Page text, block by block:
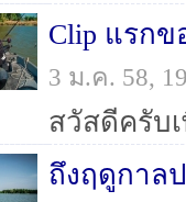
Clip แรก
3 ม.ค. 58,
ถึงฤดูกาล